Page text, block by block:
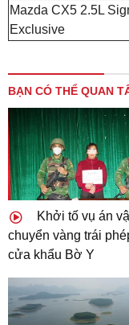
Mazda CX5 2.5L
Exclusive
BẠN CÓ THỂ QUAN
Khởi tố vụ án
chuyển vàng trái
cửa khẩu Bờ Y